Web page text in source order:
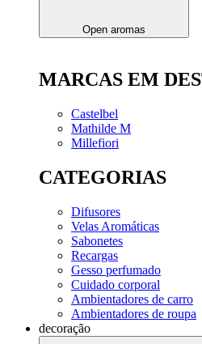
Open aromas
MARCAS EM
Castelbel
Mathilde M
Millefiori
CATEGORIAS
Difusores
Velas Aromáticas
Sabonetes
Recargas
Gesso perfumado
Cuidado corporal
Ambientadores de carro
Ambientadores de roupa
decoração